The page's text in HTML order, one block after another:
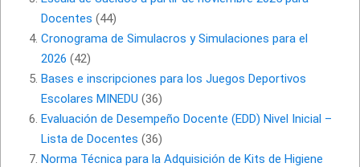
Docentes (44)
Cronograma de Simulacros y Simulaciones para el
2026 (42)
Bases e inscripciones para los Juegos Deportivos
Escolares MINEDU (36)
Evaluación de Desempeño Docente (EDD) Nivel Inicial –
Lista de Docentes (36)
Norma Técnica para la Adquisición de Kits de Higiene